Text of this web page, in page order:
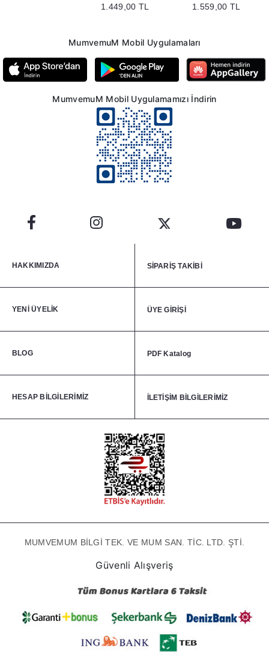
1.449,00 TL 1.559,00 TL
MumvemuM Mobil Uygulamaları
MumvemuM Mobil Uygulamamızı İndirin
HAKKIMIZDA SİPARİŞ TAKİBİ
YENİ ÜYELİK ÜYE GİRİŞİ
BLOG PDF Katalog
HESAP BİLGİLERİMİZ İLETİŞİM BİLGİLERİMİZ
MUMVEMUM BİLGİ TEK. VE MUM SAN. TİC. LTD. ŞTİ.
Güvenli Alışveriş